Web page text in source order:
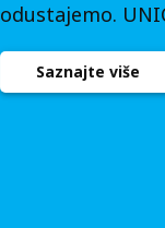
odustajemo.
Saznajte više